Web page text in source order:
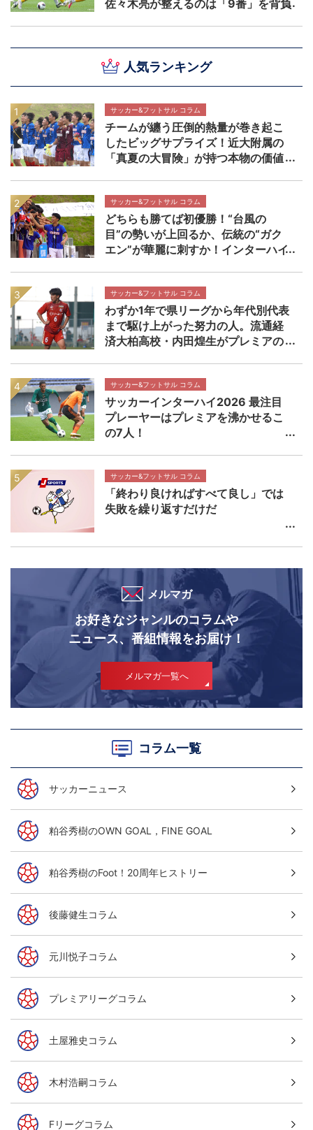
人気ランキング
サッカー&フットサル コラム
チームが纏う圧倒的熱量が巻き起こ
したビッグサプライズ！近大附属の
「真夏の大冒険」が持つ本物の価値
サッカー&フットサル コラム
どちらも勝てば初優勝！“台風の
目”の勢いが上回るか、伝統の“ガク
エン”が華麗に刺すか！インターハイ
サッカー&フットサル コラム
わずか1年で県リーグから年代別代表
まで駆け上がった努力の人。流通経
済大柏高校・内田煌生がプレミアの
×帝京長岡高校マッチレビュー
サッカー&フットサル コラム
サッカーインターハイ2026 最注目
プレーヤーはプレミアを沸かせるこ
の7人！
サッカー&フットサル コラム
「終わり良ければすべて良し」では
失敗を繰り返すだけだ
メルマガ
お好きなジャンルのコラムや
ニュース、番組情報をお届け！
メルマガ一覧へ
コラム一覧
サッカーニュース
粕谷秀樹のOWN GOAL，FINE GOAL
粕谷秀樹のFoot！20周年ヒストリー
後藤健生コラム
元川悦子コラム
プレミアリーグコラム
土屋雅史コラム
木村浩嗣コラム
Fリーグコラム
佐々木亮が整えるのは「9番」を背負